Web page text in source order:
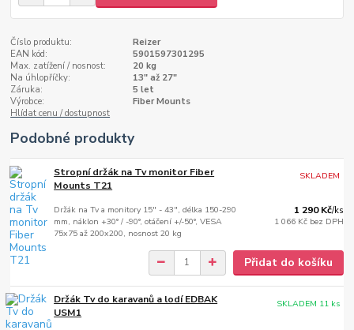
Číslo produktu:
Reizer
EAN kód:
5901597301295
Max. zatížení / nosnost:
20 kg
Na úhlopříčky:
13" až 27"
Záruka:
5 let
Výrobce:
Fiber Mounts
Hlídat cenu / dostupnost
Podobné produkty
Stropní držák na Tv monitor Fiber
Mounts T21
Držák na Tv a monitory 15" - 43", délka 150-290
mm, náklon +30° / -90°, otáčení +/-50°, VESA
75x75 až 200x200, nosnost 20 kg
1 290 Kč/ks
1 066 Kč bez DPH
SKLADEM
Přidat do košíku
Držák Tv do karavanů a lodí EDBAK
USM1
SKLADEM 11 ks